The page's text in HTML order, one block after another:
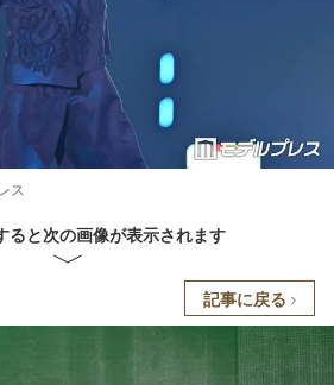
ス
ると次の画像が表示されます
記事に戻る